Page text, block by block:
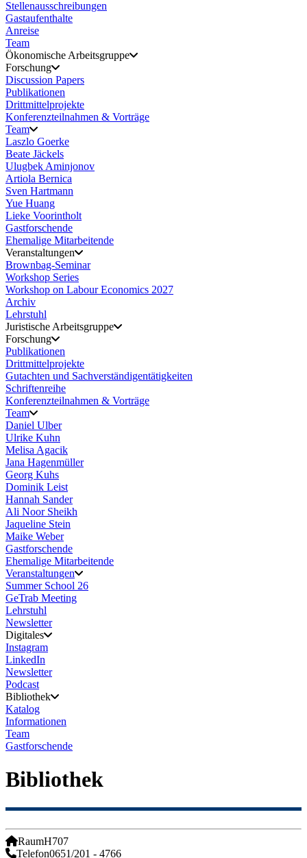
Stellenausschreibungen
Gastaufenthalte
Anreise
Team
Ökonomische Arbeitsgruppe
Forschung
Discussion Papers
Publikationen
Drittmittelprojekte
Konferenzteilnahmen & Vorträge
Team
Laszlo Goerke
Beate Jäckels
Ulugbek Aminjonov
Artiola Bernica
Sven Hartmann
Yue Huang
Lieke Voorintholt
Gastforschende
Ehemalige Mitarbeitende
Veranstaltungen
Brownbag-Seminar
Workshop Series
Workshop on Labour Economics 2027
Archiv
Lehrstuhl
Juristische Arbeitsgruppe
Forschung
Publikationen
Drittmittelprojekte
Gutachten und Sachverständigentätigkeiten
Schriftenreihe
Konferenzteilnahmen & Vorträge
Team
Daniel Ulber
Ulrike Kuhn
Melisa Agacik
Jana Hagenmüller
Georg Kuhs
Dominik Leist
Hannah Sander
Ali Noor Sheikh
Jaqueline Stein
Maike Weber
Gastforschende
Ehemalige Mitarbeitende
Veranstaltungen
Summer School 26
GeTrab Meeting
Lehrstuhl
Newsletter
Digitales
Instagram
LinkedIn
Newsletter
Podcast
Bibliothek
Katalog
Informationen
Team
Gastforschende
Bibliothek
RaumH707
Telefon0651/201 - 4766